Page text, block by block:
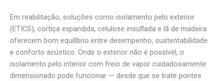
Em reabilitação, soluções como isolamento pelo exterior
(ETICS), cortiça expandida, celulose insuflada e lã de madeira
oferecem bom equilíbrio entre desempenho, sustentabilidade
e conforto acústico. Onde o exterior não é possível, o
isolamento pelo interior com freio de vapor cuidadosamente
dimensionado pode funcionar — desde que se trate pontes